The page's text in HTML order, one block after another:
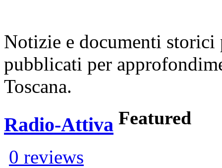
Notizie e documenti
pubblicati per
Toscana.
Radio-Attiva Featured
0 reviews